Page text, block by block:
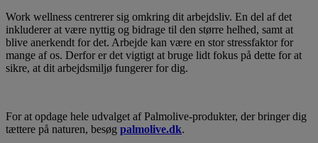
Work wellness centrerer sig omkring dit arbejdsliv. En del af det
inkluderer at være nyttig og bidrage til den større helhed, samt at
blive anerkendt for det. Arbejde kan være en stor stressfaktor for
mange af os. Derfor er det vigtigt at bruge lidt fokus på dette for at
sikre, at dit arbejdsmiljø fungerer for dig.
For at opdage hele udvalget af Palmolive-produkter, der bringer dig
tættere på naturen, besøg palmolive.dk.